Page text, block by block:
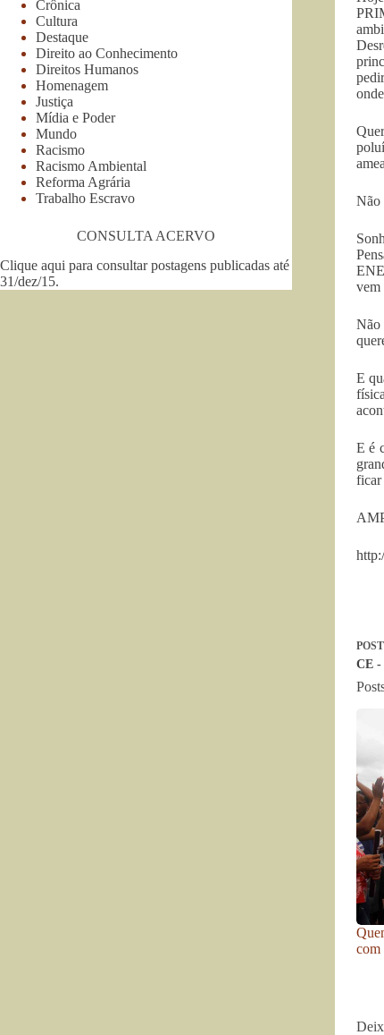
Não
vem
Não
E
E é
ficar
POST
CE -
com
Crônica
Cultura
Destaque
Direito ao Conhecimento
Direitos Humanos
Homenagem
Justiça
Mídia e Poder
Mundo
Racismo
Racismo Ambiental
Reforma Agrária
Trabalho Escravo
CONSULTA ACERVO
Clique aqui para consultar postagens publicadas até
31/dez/15.